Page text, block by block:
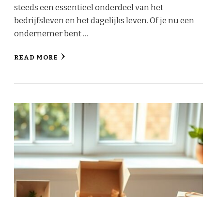
steeds een essentieel onderdeel van het
bedrijfsleven en het dagelijks leven. Of je nu een
ondernemer bent …
READ MORE